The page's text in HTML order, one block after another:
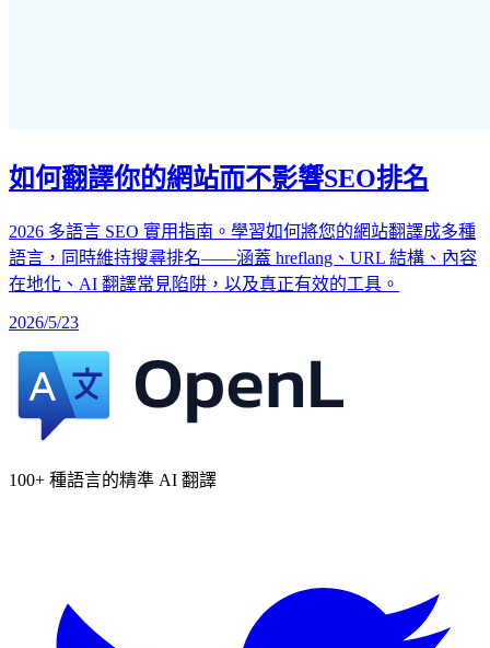
如何翻譯你的網站而不影響SEO排名
2026 多語言 SEO 實用指南。學習如何將您的網站翻譯成多種
語言，同時維持搜尋排名——涵蓋 hreflang、URL 結構、內容
在地化、AI 翻譯常見陷阱，以及真正有效的工具。
2026/5/23
100+ 種語言的精準 AI 翻譯